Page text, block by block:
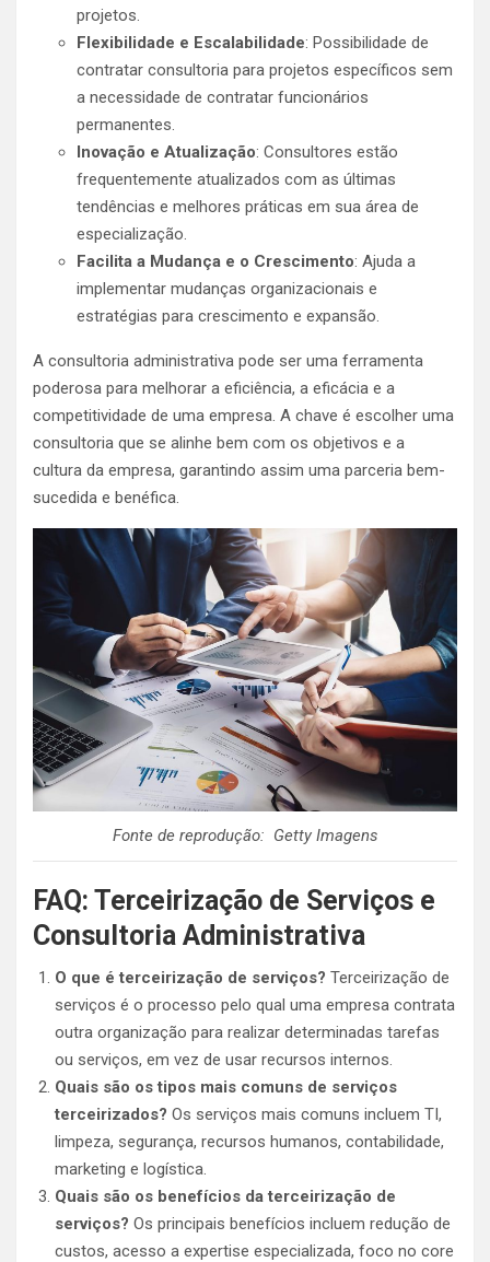
projetos.
Flexibilidade e Escalabilidade: Possibilidade de
contratar consultoria para projetos específicos sem
a necessidade de contratar funcionários
permanentes.
Inovação e Atualização: Consultores estão
frequentemente atualizados com as últimas
tendências e melhores práticas em sua área de
especialização.
Facilita a Mudança e o Crescimento: Ajuda a
implementar mudanças organizacionais e
estratégias para crescimento e expansão.
A consultoria administrativa pode ser uma ferramenta
poderosa para melhorar a eficiência, a eficácia e a
competitividade de uma empresa. A chave é escolher uma
consultoria que se alinhe bem com os objetivos e a
cultura da empresa, garantindo assim uma parceria bem-
sucedida e benéfica.
Fonte de reprodução: Getty Imagens
FAQ: Terceirização de Serviços e
Consultoria Administrativa
O que é terceirização de serviços? Terceirização de
serviços é o processo pelo qual uma empresa contrata
outra organização para realizar determinadas tarefas
ou serviços, em vez de usar recursos internos.
Quais são os tipos mais comuns de serviços
terceirizados? Os serviços mais comuns incluem TI,
limpeza, segurança, recursos humanos, contabilidade,
marketing e logística.
Quais são os benefícios da terceirização de
serviços? Os principais benefícios incluem redução de
custos, acesso a expertise especializada, foco no core